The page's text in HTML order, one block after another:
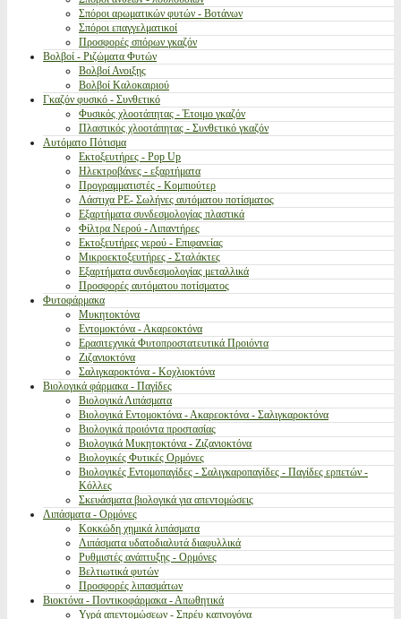
Σπόροι αρωματικών φυτών - Βοτάνων
Σπόροι επαγγελματικοί
Προσφορές σπόρων γκαζόν
Βολβοί - Ριζώματα Φυτών
Βολβοί Ανοιξης
Βολβοί Καλοκαιριού
Γκαζόν φυσικό - Συνθετικό
Φυσικός χλοοτάπητας - Έτοιμο γκαζόν
Πλαστικός χλοοτάπητας - Συνθετικό γκαζόν
Αυτόματο Πότισμα
Εκτοξευτήρες - Pop Up
Ηλεκτροβάνες - εξαρτήματα
Προγραμματιστές - Κομπιούτερ
Λάστιχα PE- Σωλήνες αυτόματου ποτίσματος
Εξαρτήματα συνδεσμολογίας πλαστικά
Φίλτρα Νερού - Λιπαντήρες
Εκτοξευτήρες νερού - Επιφανείας
Μικροεκτοξευτήρες - Σταλάκτες
Εξαρτήματα συνδεσμολογίας μεταλλικά
Προσφορές αυτόματου ποτίσματος
Φυτοφάρμακα
Μυκητοκτόνα
Εντομοκτόνα - Ακαρεοκτόνα
Ερασιτεχνικά Φυτοπροστατευτικά Προιόντα
Ζιζανιοκτόνα
Σαλιγκαροκτόνα - Κοχλιοκτόνα
Βιολογικά φάρμακα - Παγίδες
Βιολογικά Λιπάσματα
Βιολογικά Εντομοκτόνα - Ακαρεοκτόνα - Σαλιγκαροκτόνα
Βιολογικά προιόντα προστασίας
Βιολογικά Μυκητοκτόνα - Ζιζανιοκτόνα
Βιολογικές Φυτικές Ορμόνες
Βιολογικές Εντομοπαγίδες - Σαλιγκαροπαγίδες - Παγίδες ερπετών -
Κόλλες
Σκευάσματα βιολογικά για απεντομώσεις
Λιπάσματα - Ορμόνες
Κοκκώδη χημικά λιπάσματα
Λιπάσματα υδατοδιαλυτά διαφυλλικά
Ρυθμιστές ανάπτυξης - Ορμόνες
Βελτιωτικά φυτών
Προσφορές λιπασμάτων
Βιοκτόνα - Ποντικοφάρμακα - Απωθητικά
Υγρά απεντομώσεων - Σπρέυ καπνογόνα